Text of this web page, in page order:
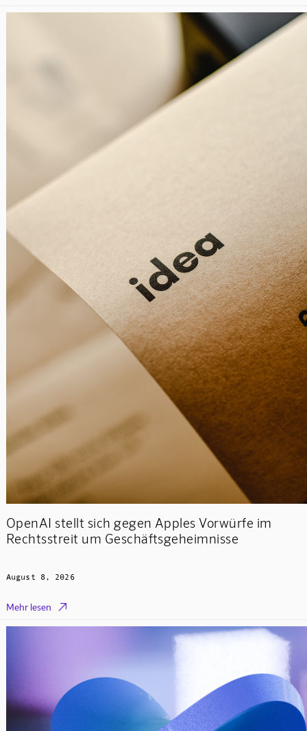
OpenAI stellt sich gegen Apples Vorwürfe im
Rechtsstreit um Geschäftsgeheimnisse
August 8, 2026
Mehr lesen 